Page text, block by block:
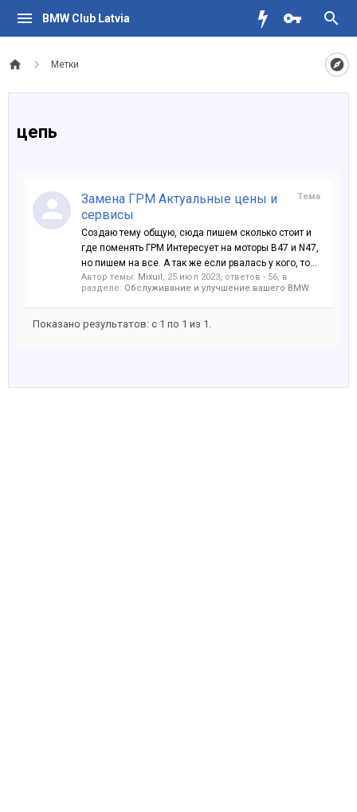
BMW Club Latvia
Метки
цепь
Тема
Замена ГРМ Актуальные цены и
сервисы
Создаю тему общую, сюда пишем сколько стоит и
где поменять ГРМ Интересует на моторы B47 и N47,
но пишем на все. А так же если рвалась у кого, то...
Автор темы: Mixuil, 25 июл 2023, ответов - 56, в
разделе: Обслуживание и улучшение вашего BMW
Показано результатов: с 1 по 1 из 1.